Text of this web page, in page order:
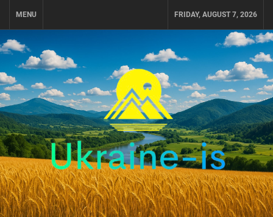
MENU FRIDAY, AUGUST 7, 2026
UKRAINE-IS
ПУТЕШЕСТВИЕ ПО УКРАИНЕ